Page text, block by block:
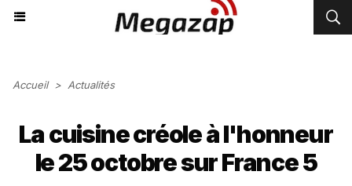
Accueil > Actualités
La cuisine créole à l'honneur
le 25 octobre sur France 5